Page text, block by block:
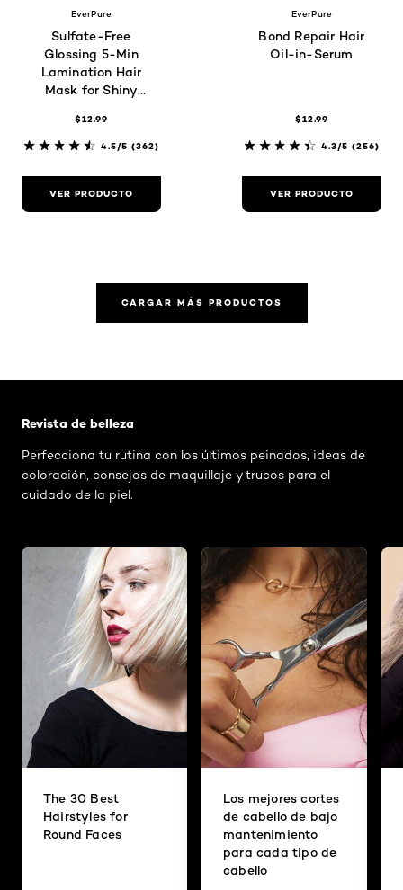
EverPure
Sulfate-Free
Glossing 5-Min
Lamination Hair
Mask for Shiny
$12.99
4.5/5 (362)
VER PRODUCTO
EverPure
Bond Repair Hair
Oil-in-Serum
$12.99
4.3/5 (256)
VER PRODUCTO
CARGAR MÁS PRODUCTOS
Revista de belleza
Perfecciona tu rutina con los últimos peinados, ideas de
coloración, consejos de maquillaje y trucos para el
cuidado de la piel.
The 30 Best
Hairstyles for
Round Faces
Los mejores cortes
de cabello de bajo
mantenimiento
para cada tipo de
cabello